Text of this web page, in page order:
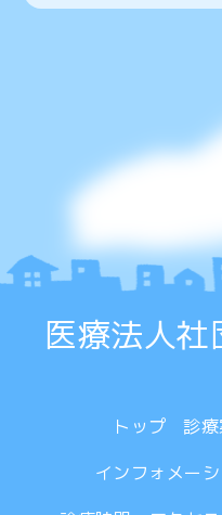
医療法人
トップ
診
インフォメー